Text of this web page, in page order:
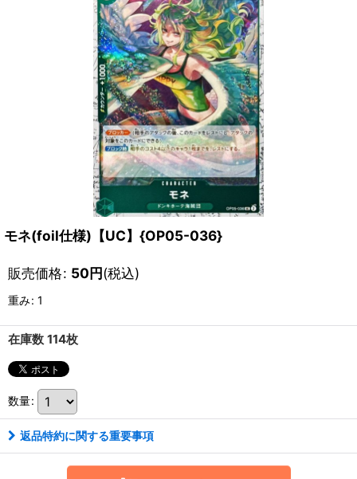
モネ(foil仕様)【UC】{OP05-036}
販売価格: 50円(税込)
重み: 1
在庫数 114枚
数量:
返品特約に関する重要事項